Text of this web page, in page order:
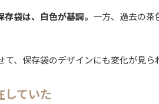
袋は、白色が基調。 一方、過去の茶
、保存袋のデザインにも変化が見ら
していた